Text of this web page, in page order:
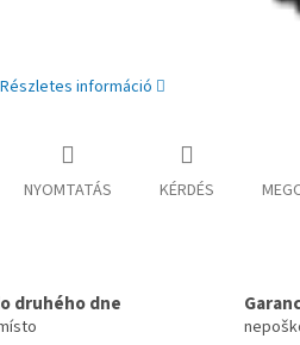
Részletes információ
NYOMTATÁS KÉRDÉS
druhého dne